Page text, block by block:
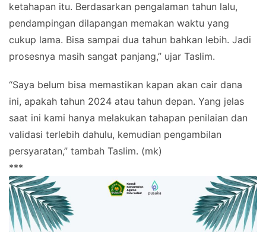
ketahapan itu. Berdasarkan pengalaman tahun lalu,
pendampingan dilapangan memakan waktu yang
cukup lama. Bisa sampai dua tahun bahkan lebih. Jadi
prosesnya masih sangat panjang,” ujar Taslim.
“Saya belum bisa memastikan kapan akan cair dana
ini, apakah tahun 2024 atau tahun depan. Yang jelas
saat ini kami hanya melakukan tahapan penilaian dan
validasi terlebih dahulu, kemudian pengambilan
persyaratan,” tambah Taslim. (mk)
***